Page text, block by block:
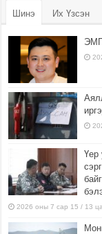
Шинэ Их Үзсэн
Үер
2026 оны 7 сар 15 / 13